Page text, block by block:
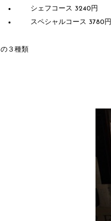
シェフコース 3240円
スペシャルコース 3780円
の３種類